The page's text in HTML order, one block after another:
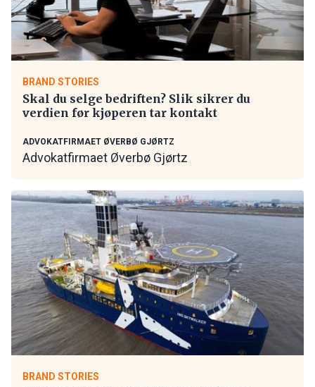
BRAND STORIES
Skal du selge bedriften? Slik sikrer du
verdien før kjøperen tar kontakt
ADVOKATFIRMAET ØVERBØ GJØRTZ
Advokatfirmaet Øverbø Gjørtz
BRAND STORIES